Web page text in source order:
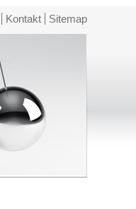
Kontakt Sitemap